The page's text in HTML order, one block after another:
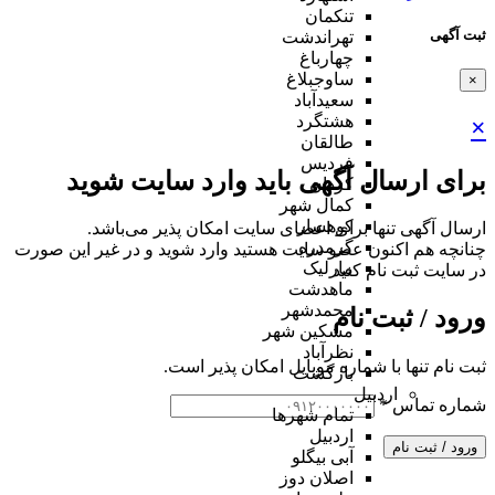
ثبت آگهی
×
×
برای ارسال آگهی باید وارد سایت شوید
ارسال آگهی تنها برای اعضای سایت امکان پذیر می‌باشد.
چنانچه هم‌ اکنون عضو سایت هستید وارد شوید و در غیر این صورت
در سایت ثبت نام کنید
ورود / ثبت نام
ثبت نام تنها با شماره موبایل امکان پذیر است.
شماره تماس*
ورود / ثبت نام
تنکمان
تهراندشت
چهارباغ
ساوجبلاغ
سعیدآباد
هشتگرد
طالقان
فردیس
کردان
کمال شهر
کوهسار
گرمدره
مارلیک
ماهدشت
محمدشهر
مشکین شهر
نظرآباد
بازگشت
اردبیل
تمام شهر‌ها
اردبیل
آبی بیگلو
اصلان دوز